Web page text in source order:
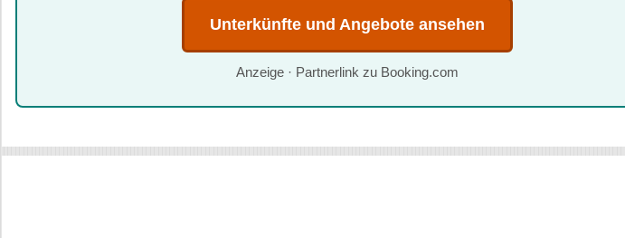
Unterkünfte und Angebote ansehen
Anzeige · Partnerlink zu Booking.com